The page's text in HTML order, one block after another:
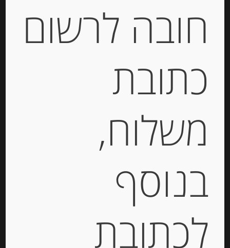
29.10
חובה לרשום
כתובת
משלוח,
בנוסף
לכתובת